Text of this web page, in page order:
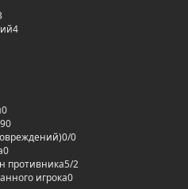
4
0
90
0/0
0
противника5/2
игрока0